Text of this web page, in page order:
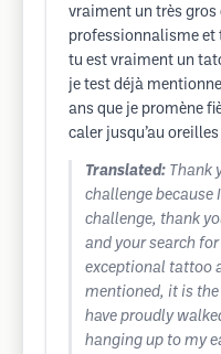
vraiment un très gros
professionnalisme et
tu est vraiment un
je test déjà
ans que je promène
caler jusqu’au
Translated: Thank
challenge because
challenge, thank
and your search
exceptional tattoo
mentioned, it is
have proudly
hanging up to my